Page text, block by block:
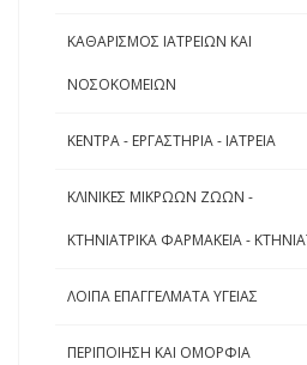
ΚΑΘΑΡΙΣΜΟΣ ΙΑΤΡΕΙΩΝ ΚΑΙ
ΝΟΣΟΚΟΜΕΙΩΝ
ΚΕΝΤΡΑ - ΕΡΓΑΣΤΗΡΙΑ - ΙΑΤΡΕΙΑ
ΚΛΙΝΙΚΕΣ ΜΙΚΡΩΩΝ ΖΩΩΝ -
ΚΤΗΝΙΑΤΡΙΚΑ ΦΑΡΜΑΚΕΙΑ -
ΛΟΙΠΑ ΕΠΑΓΓΕΛΜΑΤΑ ΥΓΕΙΑΣ
ΠΕΡΙΠΟΙΗΣΗ ΚΑΙ ΟΜΟΡΦΙΑ